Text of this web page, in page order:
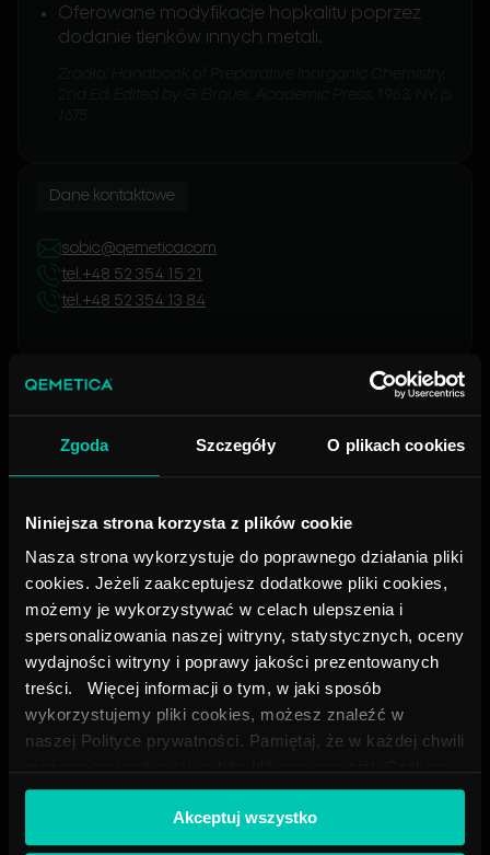
Zgoda Szczegóły O plikach cookies
Niniejsza strona korzysta z plików cookie
Nasza strona wykorzystuje do poprawnego działania pliki
cookies. Jeżeli zaakceptujesz dodatkowe pliki cookies,
możemy je wykorzystywać w celach ulepszenia i
spersonalizowania naszej witryny, statystycznych, oceny
wydajności witryny i poprawy jakości prezentowanych
treści. Więcej informacji o tym, w jaki sposób
wykorzystujemy pliki cookies, możesz znaleźć w
naszej Polityce prywatności. Pamiętaj, że w każdej chwili
na dole naszej strony.
Akceptuj wszystko
Oferowane modyfikacje hopkalitu poprzez
dodanie tlenków innych metali.
Dane kontaktowe
sobic@qemetica.com
tel. +48 52 354 15 21
tel. +48 52 354 13 84